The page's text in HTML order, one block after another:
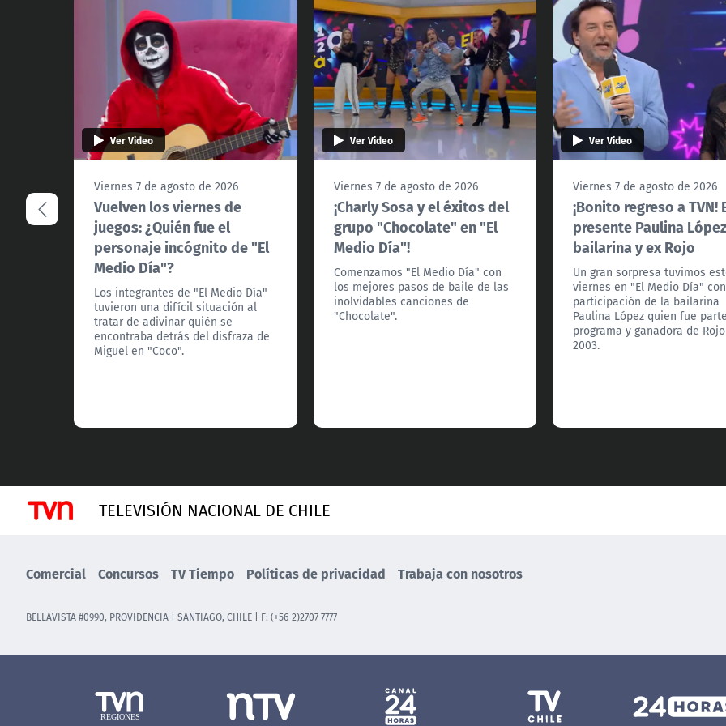
Ver Video
Viernes 7 de agosto de 2026
Vuelven los viernes de
juegos: ¿Quién fue el
personaje incógnito de "El
Medio Día"?
Los integrantes de "El Medio Día"
tuvieron una difícil situación al
tratar de adivinar quién se
encontraba detrás del disfraza de
Miguel en "Coco".
Ver Video
Viernes 7 de agosto de 2026
¡Charly Sosa y el éxitos del
grupo "Chocolate" en "El
Medio Día"!
Comenzamos "El Medio Día" con
los mejores pasos de baile de las
inolvidables canciones de
"Chocolate".
Ver Video
Viernes 7 de agosto de 2026
¡Bonito regreso a TVN!
presente Paulina
bailarina y ex Rojo
Un gran sorpresa tuvimos
viernes en "El Medio Día"
participación de la bailarina
Paulina López quien fue
programa y ganadora de
2003.
TELEVISIÓN NACIONAL DE CHILE
Comercial Concursos TV Tiempo Políticas de privacidad Trabaja con nosotros
BELLAVISTA #0990, PROVIDENCIA | SANTIAGO, CHILE | F: (+56-2)2707 7777